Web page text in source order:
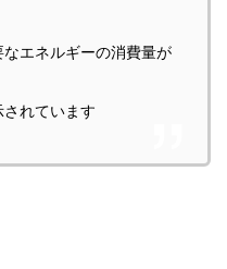
エネルギーの消費量が
れています